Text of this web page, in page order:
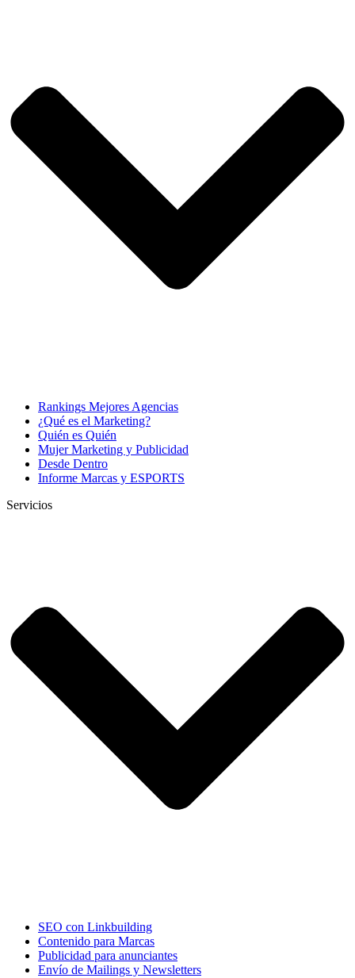
Rankings Mejores Agencias
¿Qué es el Marketing?
Quién es Quién
Mujer Marketing y Publicidad
Desde Dentro
Informe Marcas y ESPORTS
Servicios
SEO con Linkbuilding
Contenido para Marcas
Publicidad para anunciantes
Envío de Mailings y Newsletters